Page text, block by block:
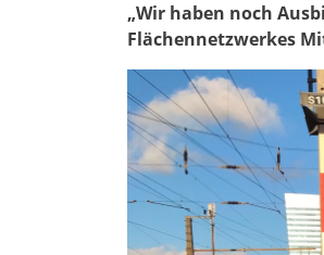
„Wir haben noch
Flächennetzwerkes